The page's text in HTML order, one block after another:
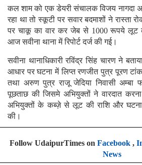
कल शाम को एक डेयरी संचालक विजय नागदा
रहा था तो स्कूटी पर सवार बदमाशों ने रास्ता
पर चाकू का वार कर जेब से 1000 रूपये लूट
आज सवीना थाना में रिपोर्ट दर्ज की गई।
सवीना थानाधिकारी रविंद्र सिंह चारण ने
आधार पर घटना में लिप्त रणजीत पुत्र पूरण टांक
तथा अरुण पुत्र राजू जेदिया निवासी अम्बा
पूछताछ की जिसमे अभियुक्तों ने वारदात
अभियुक्तों के कब्ज़े से लूट की राशि और
की।
Follow UdaipurTimes on Facebook,
News